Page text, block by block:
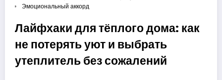
Эмоциональный аккорд
Лайфхаки для тёплого дома: как
не потерять уют и выбрать
утеплитель без сожалений